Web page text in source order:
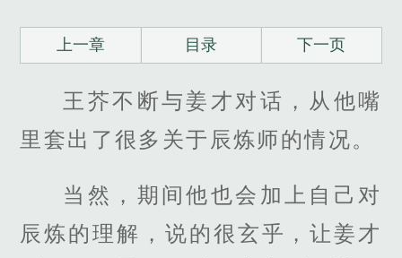
上一章 目录 下一页
王芥不断与姜才对话，从他嘴
里套出了很多关于辰炼师的情况。
当然，期间他也会加上自己对
辰炼的理解，说的很玄乎，让姜才